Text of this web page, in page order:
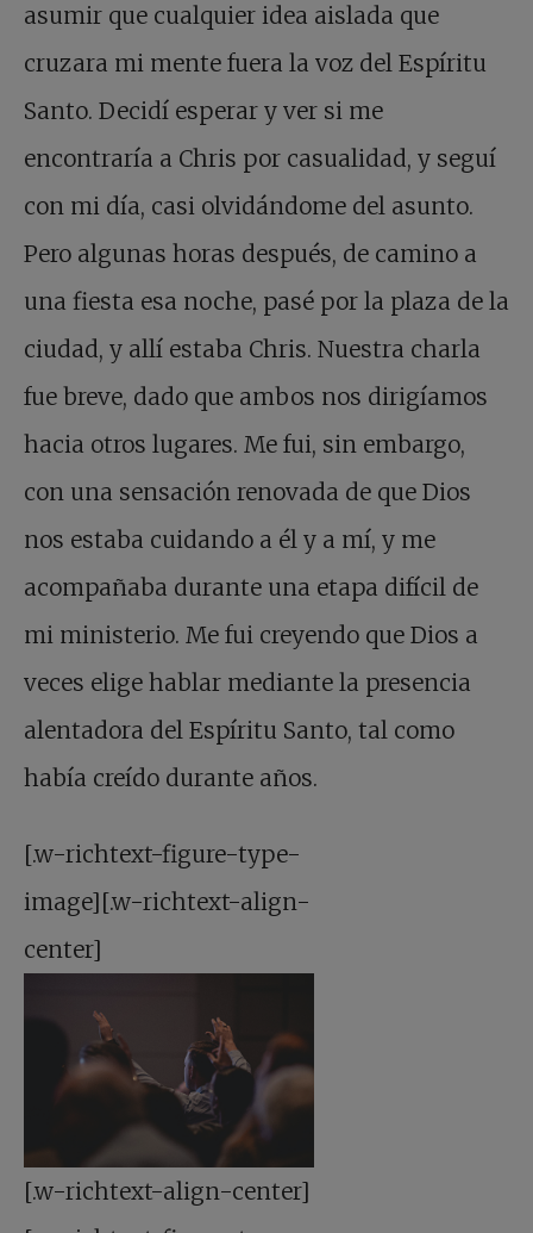
asumir que cualquier idea aislada que
cruzara mi mente fuera la voz del Espíritu
Santo. Decidí esperar y ver si me
encontraría a Chris por casualidad, y seguí
con mi día, casi olvidándome del asunto.
Pero algunas horas después, de camino a
una fiesta esa noche, pasé por la plaza de la
ciudad, y allí estaba Chris. Nuestra charla
fue breve, dado que ambos nos dirigíamos
hacia otros lugares. Me fui, sin embargo,
con una sensación renovada de que Dios
nos estaba cuidando a él y a mí, y me
acompañaba durante una etapa difícil de
mi ministerio. Me fui creyendo que Dios a
veces elige hablar mediante la presencia
alentadora del Espíritu Santo, tal como
había creído durante años.
[.w-richtext-figure-type-
image][.w-richtext-align-
center]
[.w-richtext-align-center]